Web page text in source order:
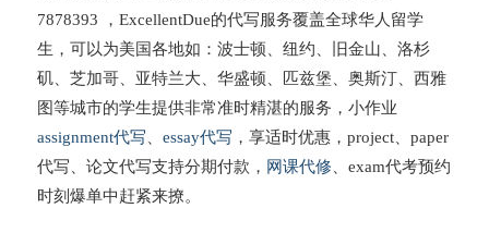
7878393 ，ExcellentDue的代写服务覆盖全球华人留学
生，可以为美国各地如：波士顿、纽约、旧金山、洛杉
矶、芝加哥、亚特兰大、华盛顿、匹兹堡、奥斯汀、西雅
图等城市的学生提供非常准时精湛的服务，小作业
assignment代写
essay代写 ，享适时优惠，project、paper
代写、论文代写支持分期付款， 网课代修 、exam代考预约
时刻爆单中赶紧来撩。